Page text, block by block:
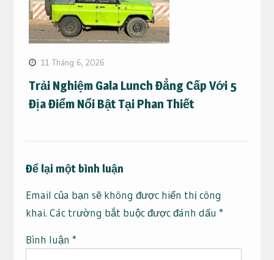
11 Tháng 6, 2026
Trải Nghiệm Gala Lunch Đẳng Cấp Với 5
Địa Điểm Nổi Bật Tại Phan Thiết
Để lại một bình luận
Email của bạn sẽ không được hiển thị công
khai. Các trường bắt buộc được đánh dấu *
Bình luận *